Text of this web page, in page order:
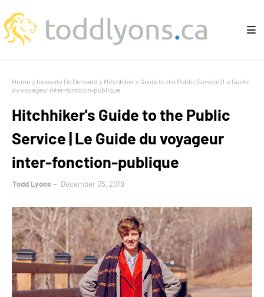
Home Innovate On Demand
Hitchhiker's Guide to the Public Service | Le Guide
du voyageur inter-fonction-publique
Hitchhiker's Guide to the Public
Service | Le Guide du voyageur
inter-fonction-publique
Todd Lyons December 05, 2019